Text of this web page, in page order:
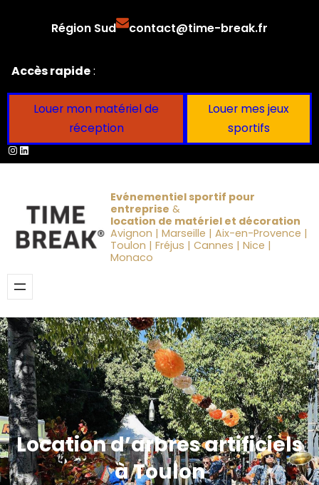
Région Sud contact@time-break.fr
Accès rapide:
Louer mon matériel de
réception
Louer mes jeux
sportifs
Instagram
LinkedIn
Evénementiel sportif pour
entreprise &
location de matériel et décoration
Avignon | Marseille | Aix-en-Provence |
Toulon | Fréjus | Cannes | Nice |
Monaco
Location d’arbres artificiels
à Toulon